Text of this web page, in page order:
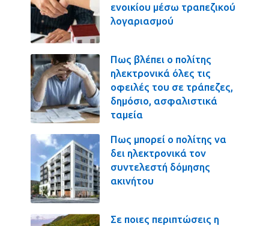
ενοικίου μέσω τραπεζικού
λογαριασμού
Πως βλέπει ο πολίτης
ηλεκτρονικά όλες τις
οφειλές του σε τράπεζες,
δημόσιο, ασφαλιστικά
ταμεία
Πως μπορεί ο πολίτης να
δει ηλεκτρονικά τον
συντελεστή δόμησης
ακινήτου
Σε ποιες περιπτώσεις η